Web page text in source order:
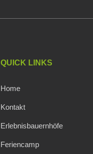
QUICK LINKS
Home
Kontakt
Erlebnisbauernhöfe
Feriencamp